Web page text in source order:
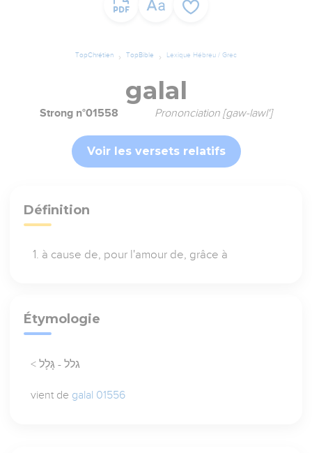
TopChrétien TopBible Lexique Hébreu / Grec
galal
Strong n°01558 Prononciation [gaw-lawl']
Voir les versets relatifs
Définition
à cause de, pour l'amour de, grâce à
Étymologie
< גלל - גָּלָל
vient de galal 01556